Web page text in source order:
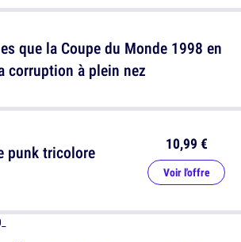
que la Coupe du Monde 1998 en
corruption à plein nez
punk tricolore 10,99 €
Voir l'offre